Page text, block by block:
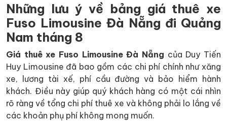
Những lưu ý về bảng giá thuê xe
Fuso Limousine Đà Nẵng đi Quảng
Nam tháng 8
Giá thuê xe Fuso Limousine Đà Nẵng của Duy Tiến
Huy Limousine đã bao gồm các chi phí chính như xăng
xe, lương tài xế, phí cầu đường và bảo hiểm hành
khách. Điều này giúp quý khách hàng có một cái nhìn
rõ ràng về tổng chi phí thuê xe và không phải lo lắng về
các khoản phụ phí không mong muốn.